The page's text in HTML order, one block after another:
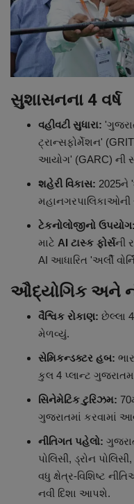
સુશાસનના 4 વર્ષ
વહીવટી સુધારા:
ટ્રાન્સફોર્મેશન'
આયોગ' (GARC) ની
શહેરી વિકાસ: 2025ને
ટેકનોલોજીનો ઉપયોગ:
માટે AI ટાસ્ક ફોર્સની
AI આધારિત 'અર્લી
ઔદ્યોગિક અને
વૈશ્વિક રોકાણ: છેલ્લા
મેળવ્યું.
સેમિકન્ડક્ટર હબ:
કુલ 4 પ્લાન્ટ
સિનેમેટિક ટુરિઝમ:
ગુજરાતમાં કરવામાં
નીતિગત પહેલો:
પોલિસી, ડ્રોન
વધુ ક્ષેત્ર-વિશિષ્ટ
નવી દિશા આપશે.